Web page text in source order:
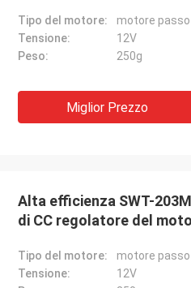
stato imballato
venditore risponde
aiuta nel prendere una
prodotto per voi.
Tipo del motore:
motore
Tensione:
12V
Peso:
250g
Miglior Prezzo
Alta efficienza SWT-
di CC regolatore del
Tipo del motore:
motore
Tensione:
12V